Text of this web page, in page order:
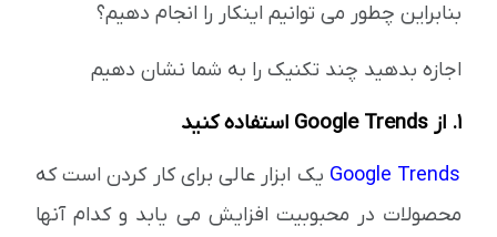
بنابراین چطور می توانیم اینکار را انجام دهیم؟
اجازه بدهید چند تکنیک را به شما نشان دهیم
1. از Google Trends استفاده کنید
یک ابزار عالی برای کار کردن است که
محصولات در محبوبیت افزایش می یابد و کدام آنها